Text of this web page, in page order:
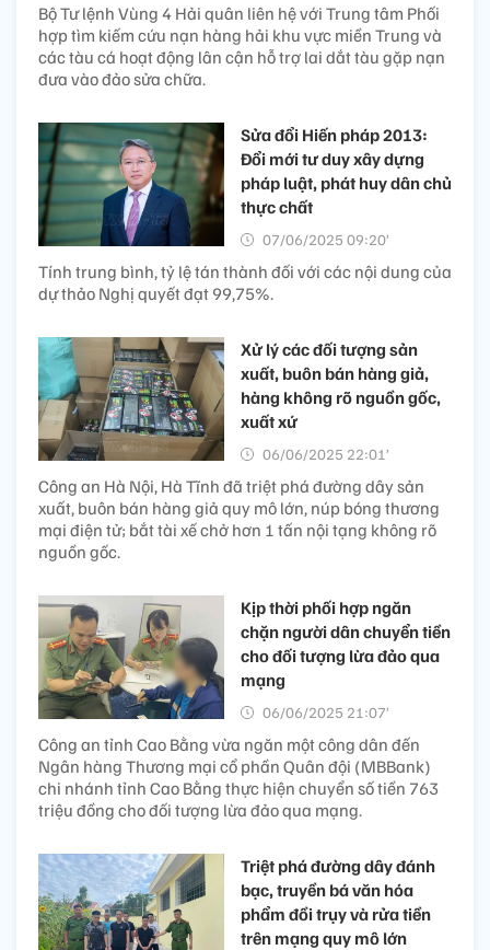
Bộ Tư lệnh Vùng 4 Hải quân liên hệ với Trung tâm Phối
hợp tìm kiếm cứu nạn hàng hải khu vực miền Trung và
các tàu cá hoạt động lân cận hỗ trợ lai dắt tàu gặp nạn
đưa vào đảo sửa chữa.
Sửa đổi Hiến pháp 2013:
Đổi mới tư duy xây dựng
pháp luật, phát huy dân chủ
thực chất
07/06/2025 09:20’
Tính trung bình, tỷ lệ tán thành đối với các nội dung của
dự thảo Nghị quyết đạt 99,75%.
Xử lý các đối tượng sản
xuất, buôn bán hàng giả,
hàng không rõ nguồn gốc,
xuất xứ
06/06/2025 22:01’
Công an Hà Nội, Hà Tĩnh đã triệt phá đường dây sản
xuất, buôn bán hàng giả quy mô lớn, núp bóng thương
mại điện tử; bắt tài xế chở hơn 1 tấn nội tạng không rõ
nguồn gốc.
Kịp thời phối hợp ngăn
chặn người dân chuyển tiền
cho đối tượng lừa đảo qua
mạng
06/06/2025 21:07’
Công an tỉnh Cao Bằng vừa ngăn một công dân đến
Ngân hàng Thương mại cổ phần Quân đội (MBBank)
chi nhánh tỉnh Cao Bằng thực hiện chuyển số tiền 763
triệu đồng cho đối tượng lừa đảo qua mạng.
Triệt phá đường dây đánh
bạc, truyền bá văn hóa
phẩm đồi trụy và rửa tiền
trên mạng quy mô lớn